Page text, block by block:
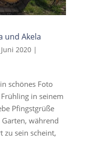
und Akela
2020|
schönes Foto
in seinem
Pfingstgrüße
während
zu sein scheint,